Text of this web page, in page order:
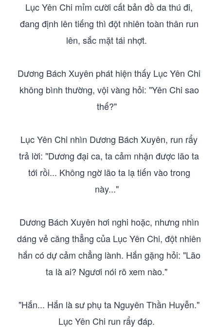
Lục Yên Chi mỉm cười cất bản đồ da thú đi,
đang định lên tiếng thì đột nhiên toàn thân run
lên, sắc mặt tái nhợt.
Dương Bách Xuyên phát hiện thấy Lục Yên Chi
không bình thường, vội vàng hỏi: "Yên Chi sao
thế?"
Lục Yên Chi nhìn Dương Bách Xuyên, run rẩy
trả lời: "Dương đại ca, ta cảm nhận được lão ta
tới rồi... Không ngờ lão ta lạ tiến vào trong
này..."
Dương Bách Xuyên hơi nghi hoặc, nhưng nhìn
dáng vẻ căng thẳng của Lục Yên Chi, đột nhiên
hắn có dự cảm chẳng lành. Hắn gặng hỏi: "Lão
ta là ai? Ngươi nói rõ xem nào."
"Hắn... Hắn là sư phụ ta Nguyên Thần Huyễn."
Lục Yên Chi run rẩy đáp.